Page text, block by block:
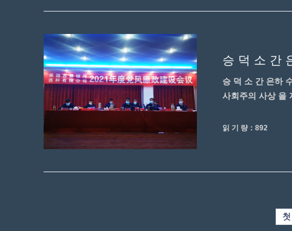
승 덕 소 간
승 덕 소 간 은하
사회주의 사상 을
읽 기 량：892